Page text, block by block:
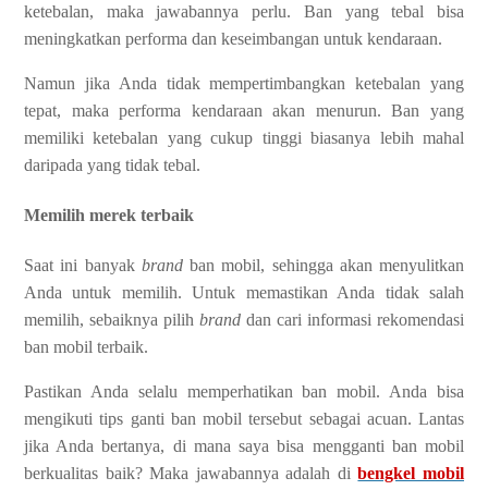
ketebalan, maka jawabannya perlu. Ban yang tebal bisa
meningkatkan performa dan keseimbangan untuk kendaraan.
Namun jika Anda tidak mempertimbangkan ketebalan yang
tepat, maka performa kendaraan akan menurun. Ban yang
memiliki ketebalan yang cukup tinggi biasanya lebih mahal
daripada yang tidak tebal.
Memilih merek terbaik
Saat ini banyak brandban mobil, sehingga akan menyulitkan
Anda untuk memilih. Untuk memastikan Anda tidak salah
memilih, sebaiknya pilih brand dan cari informasi rekomendasi
ban mobil terbaik.
Pastikan Anda selalu memperhatikan ban mobil. Anda bisa
mengikuti tips ganti ban mobil tersebut sebagai acuan. Lantas
jika Anda bertanya, di mana saya bisa mengganti ban mobil
berkualitas baik? Maka jawabannya adalah dibengkel mobil